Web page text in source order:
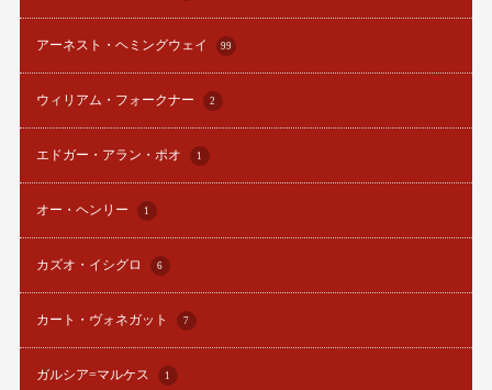
アーネスト・ヘミングウェイ 99
ウィリアム・フォークナー 2
エドガー・アラン・ポオ 1
オー・ヘンリー 1
カズオ・イシグロ 6
カート・ヴォネガット 7
ガルシア=マルケス 1